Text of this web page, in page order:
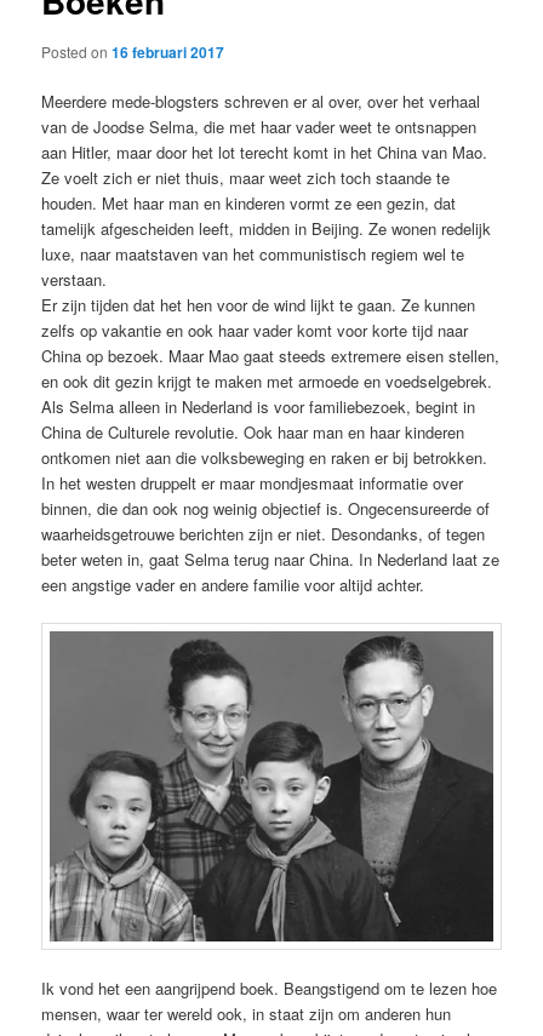
Posted on16 februari 2017
Meerdere mede-blogsters schreven er al over, over het verhaal
van de Joodse Selma, die met haar vader weet te ontsnappen
aan Hitler, maar door het lot terecht komt in het China van Mao.
Ze voelt zich er niet thuis, maar weet zich toch staande te
houden. Met haar man en kinderen vormt ze een gezin, dat
tamelijk afgescheiden leeft, midden in Beijing. Ze wonen redelijk
luxe, naar maatstaven van het communistisch regiem wel te
verstaan.
Er zijn tijden dat het hen voor de wind lijkt te gaan. Ze kunnen
zelfs op vakantie en ook haar vader komt voor korte tijd naar
China op bezoek. Maar Mao gaat steeds extremere eisen stellen,
en ook dit gezin krijgt te maken met armoede en voedselgebrek.
Als Selma alleen in Nederland is voor familiebezoek, begint in
China de Culturele revolutie. Ook haar man en haar kinderen
ontkomen niet aan die volksbeweging en raken er bij betrokken.
In het westen druppelt er maar mondjesmaat informatie over
binnen, die dan ook nog weinig objectief is. Ongecensureerde of
waarheidsgetrouwe berichten zijn er niet. Desondanks, of tegen
beter weten in, gaat Selma terug naar China. In Nederland laat ze
een angstige vader en andere familie voor altijd achter.
Ik vond het een aangrijpend boek. Beangstigend om te lezen hoe
mensen, waar ter wereld ook, in staat zijn om anderen hun